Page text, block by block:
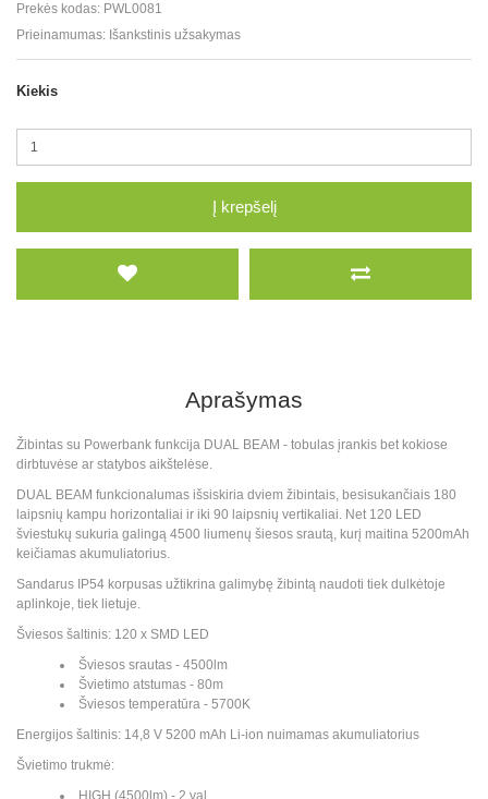
Prekės kodas: PWL0081
Prieinamumas: Išankstinis užsakymas
Kiekis
Į krepšelį
Aprašymas
Žibintas su Powerbank funkcija DUAL BEAM - tobulas įrankis bet kokiose
dirbtuvėse ar statybos aikštelėse.
DUAL BEAM funkcionalumas išsiskiria dviem žibintais, besisukančiais 180
laipsnių kampu horizontaliai ir iki 90 laipsnių vertikaliai. Net 120 LED
šviestukų sukuria galingą 4500 liumenų šiesos srautą, kurį maitina 5200mAh
keičiamas akumuliatorius.
Sandarus IP54 korpusas užtikrina galimybę žibintą naudoti tiek dulkėtoje
aplinkoje, tiek lietuje.
Šviesos šaltinis: 120 x SMD LED
Šviesos srautas - 4500lm
Švietimo atstumas - 80m
Šviesos temperatūra - 5700K
Energijos šaltinis: 14,8 V 5200 mAh Li-ion nuimamas akumuliatorius
Švietimo trukmė:
HIGH (4500lm) - 2 val.